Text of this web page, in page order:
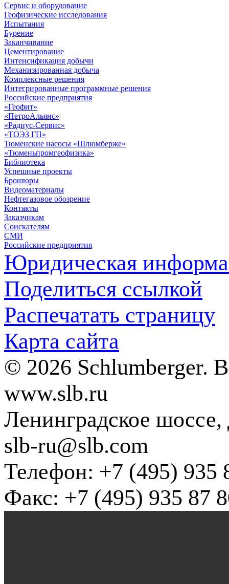
Сервис и оборудование
Геофизические исследования
Испытания
Бурение
Заканчивание
Цементирование
Интенсификация добычи
Механизированная добыча
Комплексные решения
Интегрированные программные решения
Российские предприятия
«Геофит»
«ПетроАльянс»
«Радиус-Сервис»
«ТОЭЗ ГП»
Тюменские насосы «Шлюмберже»
«Тюменьпромгеофизика»
Библиотека
Успешные проекты
Брошюры
Видеоматериалы
Нефтегазовое обозрение
Контакты
Заказчикам
Соискателям
СМИ
Российские предприятия
Юридическая
Поделиться ссылкой
Распечатать страницу
Карта сайта
© 2026 Schlumberger.
www.slb.ru
Ленинградское
slb-ru@slb.com
Телефон: +7 (495) 935
Факс: +7 (495) 935 87